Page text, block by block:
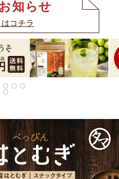
知らせ
コチラ